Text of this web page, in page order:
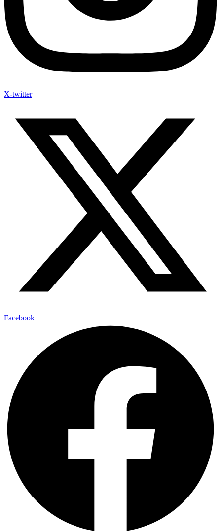
X-twitter
Facebook